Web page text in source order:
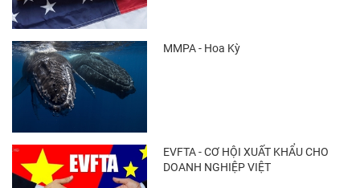
Trung Quốc tăng mạnh nhập khẩu mực,
Điểm tin thủy sản thế giới ngày 3/8/2026
MMPA - Hoa Kỳ
EVFTA - CƠ HỘI XUẤT KHẨU CHO
DOANH NGHIỆP VIỆT